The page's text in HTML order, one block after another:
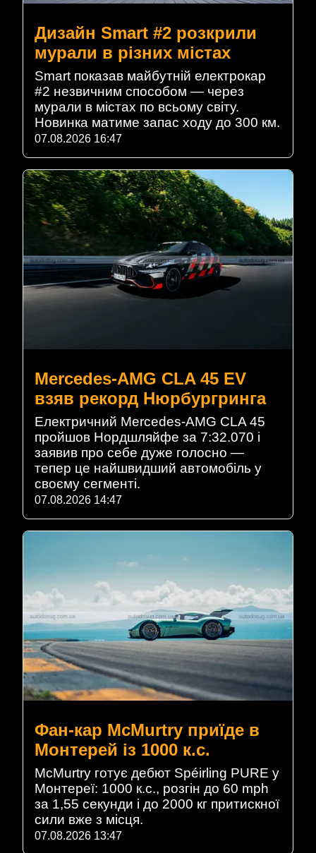
Дизайн Smart #2 розкрили
мурали в різних містах
Smart показав майбутній електрокар
#2 незвичним способом — через
мурали в містах по всьому світу.
Новинка матиме запас ходу до 300 км.
07.08.2026 16:47
Mercedes-AMG CLA 45 EV
взяв рекорд Нюрбургринга
Електричний Mercedes-AMG CLA 45
пройшов Нордшляйфе за 7:32.070 і
заявив про себе дуже голосно —
тепер це найшвидший автомобіль у
своєму сегменті.
07.08.2026 14:47
Фан-кар McMurtry приїде в
Монтерей із 1000 к.с.
McMurtry готує дебют Spéirling PURE у
Монтереї: 1000 к.с., розгін до 60 mph
за 1,55 секунди і до 2000 кг притискної
сили вже з місця.
07.08.2026 13:47